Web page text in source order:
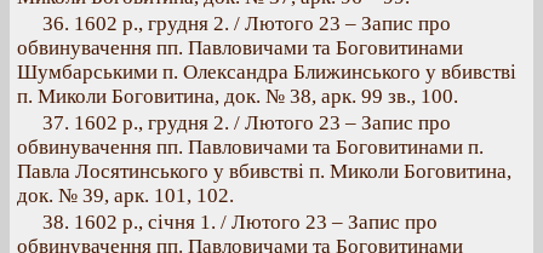
36. 1602 р., грудня 2. / Лютого 23 – Запис про
обвинувачення пп. Павловичами та Боговитинами
Шумбарськими п. Олександра Ближинського у вбивстві
п. Миколи Боговитина, док. № 38, арк. 99 зв., 100.
37. 1602 р., грудня 2. / Лютого 23 – Запис про
обвинувачення пп. Павловичами та Боговитинами п.
Павла Лосятинського у вбивстві п. Миколи Боговитина,
док. № 39, арк. 101, 102.
38. 1602 р., січня 1. / Лютого 23 – Запис про
обвинувачення пп. Павловичами та Боговитинами